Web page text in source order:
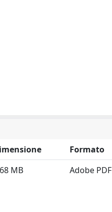
Formato
MB Adobe PDF